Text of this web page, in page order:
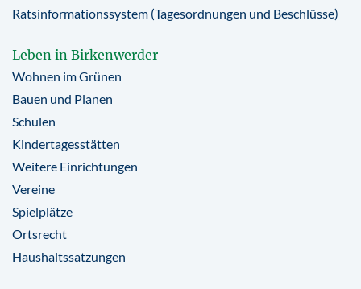
Ratsinformationssystem (Tagesordnungen und Beschlüsse)
Leben in Birkenwerder
Wohnen im Grünen
Bauen und Planen
Schulen
Kindertagesstätten
Weitere Einrichtungen
Vereine
Spielplätze
Ortsrecht
Haushaltssatzungen